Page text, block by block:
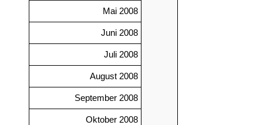
Mai 2008
Juni 2008
Juli 2008
August 2008
September 2008
Oktober 2008